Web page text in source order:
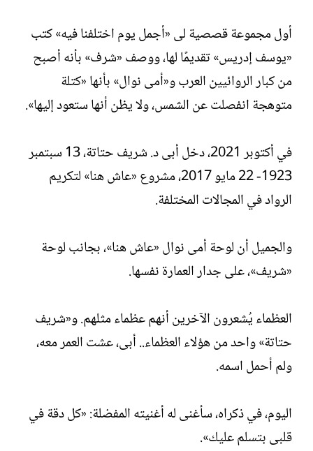
أول مجموعة قصصية لى «أجمل يوم اختلفنا فيه» كتب
«يوسف إدريس» تقديمًا لها، ووصف «شرف» بأنه أصبح
من كبار الروائيين العرب و«أمى نوال» بأنها «كتلة
متوهجة انفصلت عن الشمس، ولا يظن أنها ستعود إليها».
في أكتوبر 2021، دخل أبى د. شريف حتاتة، 13 سبتمبر
1923- 22 مايو 2017، مشروع «عاش هنا» لتكريم
الرواد في المجالات المختلفة.
والجميل أن لوحة أمى نوال «عاش هنا»، بجانب لوحة
«شريف»، على جدار العمارة نفسها.
العظماء يُشعرون الآخرين أنهم عظماء مثلهم. و«شريف
حتاتة» واحد من هؤلاء العظماء.. أبى، عشت العمر معه،
ولم أحمل اسمه.
اليوم، في ذكراه، سأغنى له أغنيته المفضلة: «كل دقة في
قلبى بتسلم عليك».